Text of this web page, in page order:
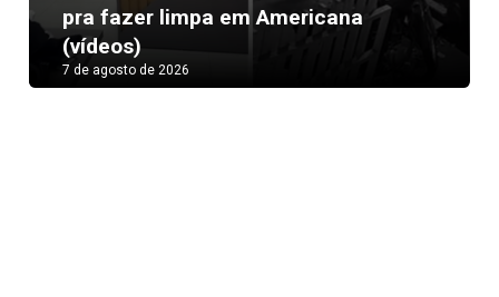
pra fazer limpa em Americana
(vídeos)
7 de agosto de 2026
Next